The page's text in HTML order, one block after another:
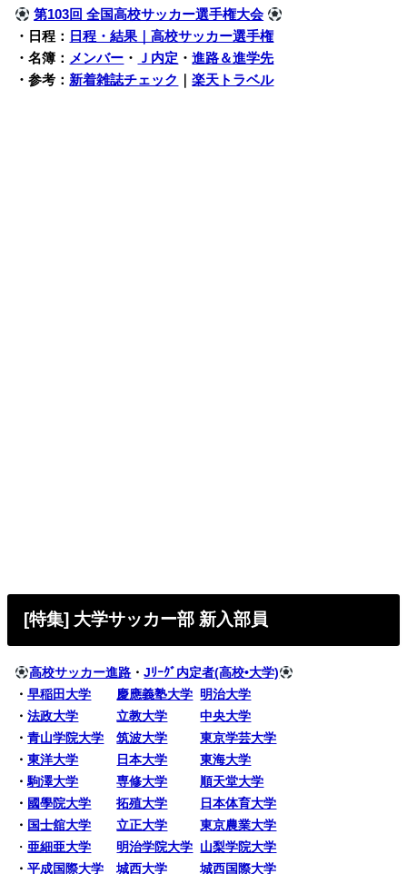
第103回 全国高校サッカー選手権大会
・日程：
日程・結果｜高校サッカー選手権
・名簿： メンバー ・ Ｊ内定 ・進路＆進学先
・参考：新着雑誌チェック ｜楽天トラベル
[特集] 大学サッカー部 新入部員
高校サッカー進路 ・Jﾘｰｸﾞ内定者(高校•大学)
・早稲田大学 慶應義塾大学 明治大学
・法政大学 立教大学
中央大学
・青山学院大学 筑波大学
東京学芸大学
・東洋大学 日本大学
東海大学
・駒澤大学 専修大学
順天堂大学
・ 國學院大学 拓殖大学
日本体育大学
・ 国士舘大学 立正大学
東京農業大学
・亜細亜大学 明治学院大学 山梨学院大学
・平成国際大学 城西大学 城西国際大学